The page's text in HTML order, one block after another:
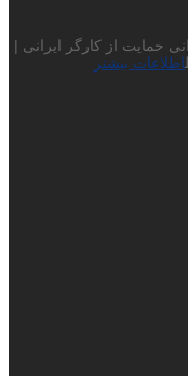
حمایت از کارگر ایرانی |
اطلاعات بیشتر